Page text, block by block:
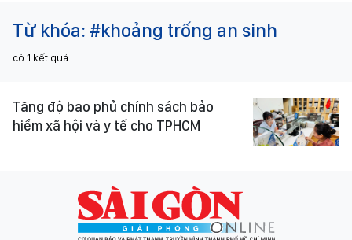
Từ khóa: #khoảng trống an sinh
có 1 kết quả
Tăng độ bao phủ chính sách bảo
hiểm xã hội và y tế cho TPHCM